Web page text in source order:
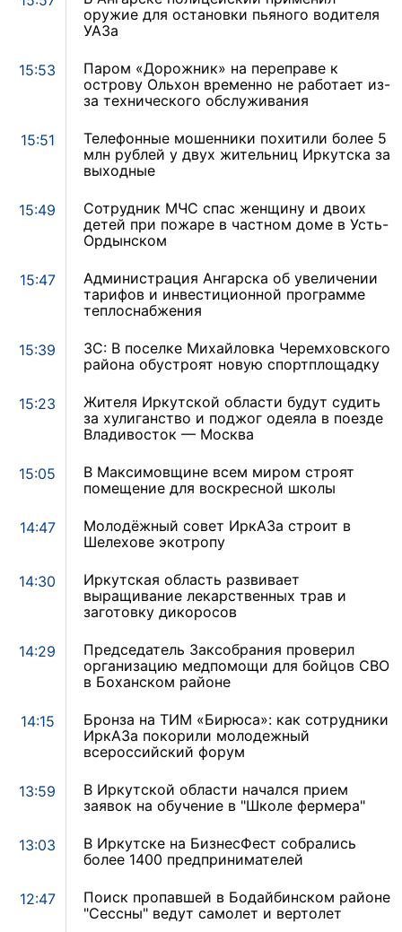
оружие для остановки пьяного водителя
УАЗа
15:53
Паром «Дорожник» на переправе к
острову Ольхон временно не работает из-
за технического обслуживания
15:51
Телефонные мошенники похитили более 5
млн рублей у двух жительниц Иркутска за
выходные
15:49
Сотрудник МЧС спас женщину и двоих
детей при пожаре в частном доме в Усть-
Ордынском
15:47
Администрация Ангарска об увеличении
тарифов и инвестиционной программе
теплоснабжения
15:39
ЗС: В поселке Михайловка Черемховского
района обустроят новую спортплощадку
15:23
Жителя Иркутской области будут судить
за хулиганство и поджог одеяла в поезде
Владивосток — Москва
15:05
В Максимовщине всем миром строят
помещение для воскресной школы
14:47
Молодёжный совет ИркАЗа строит в
Шелехове экотропу
14:30
Иркутская область развивает
выращивание лекарственных трав и
заготовку дикоросов
14:29
Председатель Заксобрания проверил
организацию медпомощи для бойцов СВО
в Боханском районе
14:15
Бронза на ТИМ «Бирюса»: как сотрудники
ИркАЗа покорили молодежный
всероссийский форум
13:59
В Иркутской области начался прием
заявок на обучение в "Школе фермера"
13:03
В Иркутске на БизнесФест собрались
более 1400 предпринимателей
12:47
Поиск пропавшей в Бодайбинском районе
"Сессны" ведут самолет и вертолет